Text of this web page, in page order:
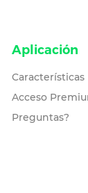
Aplicación
Características
Acceso
Preguntas?